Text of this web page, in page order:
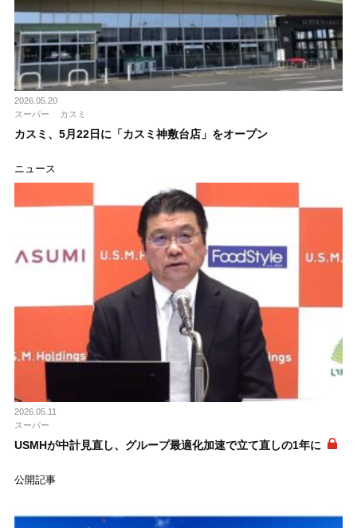
2026.05.20
スーパー
カスミ
カスミ、5月22日に「カスミ神敷台店」をオープン
ニュース
2026.05.11
スーパー
USMHが中計見直し、グループ最適化加速で立て直しの1年に
公開記事